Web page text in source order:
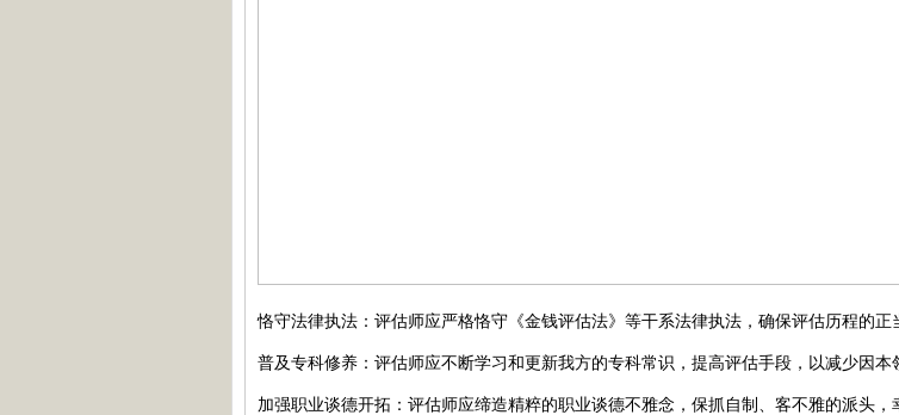
恪守法律执法：评估师应严格恪守《金钱评估法》等干系法律执法，确保评估历程的正
普及专科修养：评估师应不断学习和更新我方的专科常识，提高评估手段，以减少因本
加强职业谈德开拓：评估师应缔造精粹的职业谈德不雅念，保抓自制、客不雅的派头，